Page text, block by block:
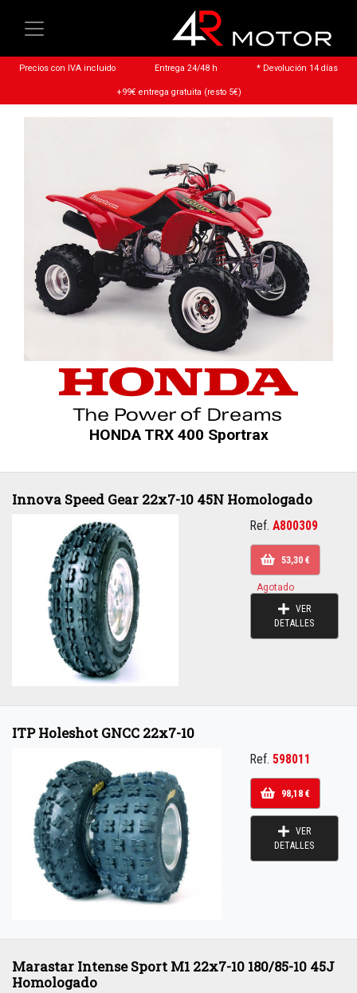
Precios con IVA incluido Entrega 24/48 h * Devolución 14 días
+99€ entrega gratuita (resto 5€)
HONDA TRX 400 Sportrax
Innova Speed Gear 22x7-10 45N Homologado
Ref. A800309
53,30 €
Agotado
VER
DETALLES
ITP Holeshot GNCC 22x7-10
Ref. 598011
98,18 €
VER
DETALLES
Marastar Intense Sport M1 22x7-10 180/85-10 45J
Homologado